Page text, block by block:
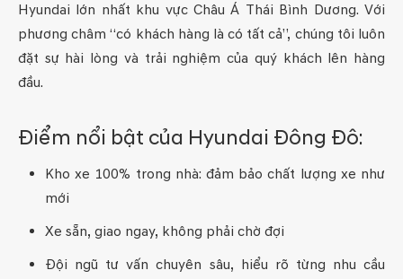
Hyundai lớn nhất khu vực Châu Á Thái Bình Dương. Với
phương châm “có khách hàng là có tất cả”, chúng tôi luôn
đặt sự hài lòng và trải nghiệm của quý khách lên hàng
đầu.
Điểm nổi bật của Hyundai Đông Đô:
Kho xe 100% trong nhà: đảm bảo chất lượng xe như
mới
Xe sẵn, giao ngay, không phải chờ đợi
Đội ngũ tư vấn chuyên sâu, hiểu rõ từng nhu cầu